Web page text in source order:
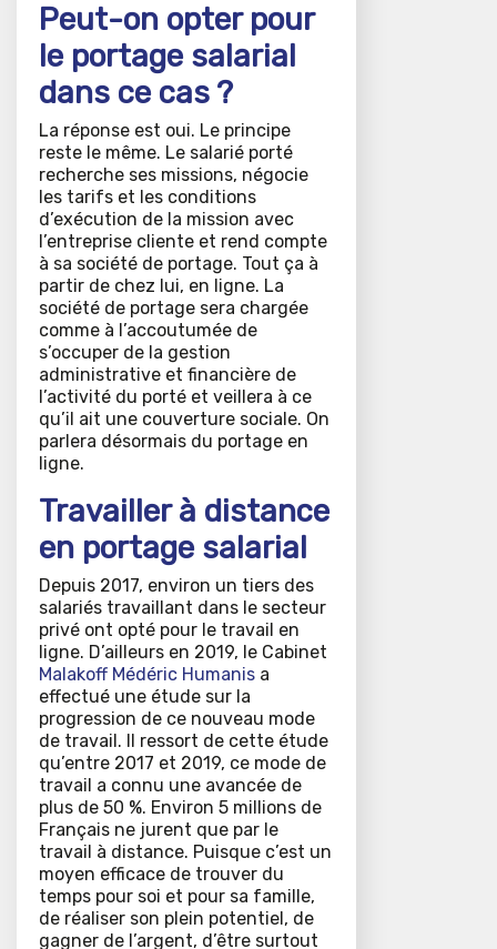
Peut-on opter pour
le portage salarial
dans ce cas ?
La réponse est oui. Le principe
reste le même. Le salarié porté
recherche ses missions, négocie
les tarifs et les conditions
d’exécution de la mission avec
l’entreprise cliente et rend compte
à sa société de portage. Tout ça à
partir de chez lui, en ligne. La
société de portage sera chargée
comme à l’accoutumée de
s’occuper de la gestion
administrative et financière de
l’activité du porté et veillera à ce
qu’il ait une couverture sociale. On
parlera désormais du portage en
ligne.
Travailler à distance
en portage salarial
Depuis 2017, environ un tiers des
salariés travaillant dans le secteur
privé ont opté pour le travail en
ligne. D’ailleurs en 2019, le Cabinet
Malakoff Médéric Humanis a
effectué une étude sur la
progression de ce nouveau mode
de travail. Il ressort de cette étude
qu’entre 2017 et 2019, ce mode de
travail a connu une avancée de
plus de 50 %. Environ 5 millions de
Français ne jurent que par le
travail à distance. Puisque c’est un
moyen efficace de trouver du
temps pour soi et pour sa famille,
de réaliser son plein potentiel, de
gagner de l’argent, d’être surtout